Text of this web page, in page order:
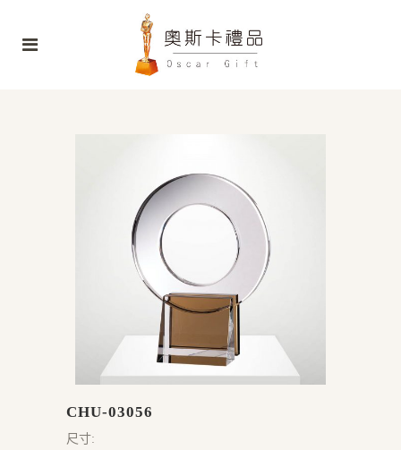
CHU-03056
尺寸: